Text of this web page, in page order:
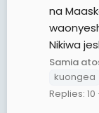
na
Nikiwa
Samia
kuongea
Replies: 10